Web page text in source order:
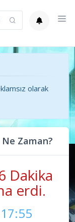
olarak
Zaman?
Dakika
erdi.